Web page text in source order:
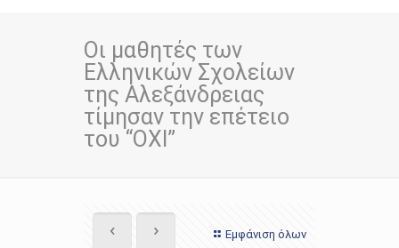
Οι μαθητές των
Ελληνικών Σχολείων
της Αλεξάνδρειας
τίμησαν την επέτειο
του “ΟΧΙ”
Εμφάνιση όλων